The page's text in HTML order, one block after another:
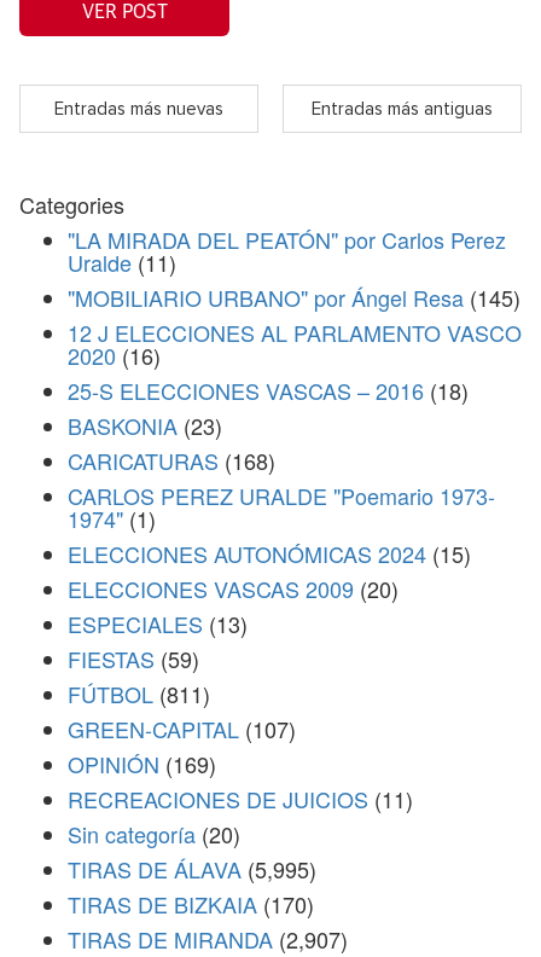
VER POST
Entradas más nuevas Entradas más antiguas
Categories
"LA MIRADA DEL PEATÓN" por Carlos Perez
Uralde (11)
"MOBILIARIO URBANO" por Ángel Resa (145)
12 J ELECCIONES AL PARLAMENTO VASCO
2020 (16)
25-S ELECCIONES VASCAS – 2016 (18)
BASKONIA (23)
CARICATURAS (168)
CARLOS PEREZ URALDE "Poemario 1973-
1974" (1)
ELECCIONES AUTONÓMICAS 2024 (15)
ELECCIONES VASCAS 2009 (20)
ESPECIALES (13)
FIESTAS (59)
FÚTBOL (811)
GREEN-CAPITAL (107)
OPINIÓN (169)
RECREACIONES DE JUICIOS (11)
Sin categoría (20)
TIRAS DE ÁLAVA (5,995)
TIRAS DE BIZKAIA (170)
TIRAS DE MIRANDA (2,907)